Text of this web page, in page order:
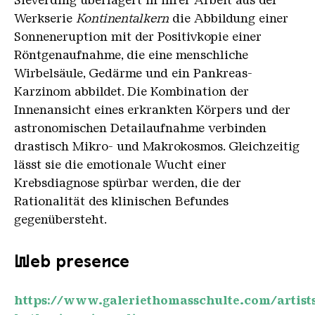
Werkserie Kontinentalkern die Abbildung einer
Sonneneruption mit der Positivkopie einer
Röntgenaufnahme, die eine menschliche
Wirbelsäule, Gedärme und ein Pankreas-
Karzinom abbildet. Die Kombination der
Innenansicht eines erkrankten Körpers und der
astronomischen Detailaufnahme verbinden
drastisch Mikro- und Makrokosmos. Gleichzeitig
lässt sie die emotionale Wucht einer
Krebsdiagnose spürbar werden, die der
Rationalität des klinischen Befundes
gegenübersteht.
Web presence
https://www.galeriethomasschulte.com/